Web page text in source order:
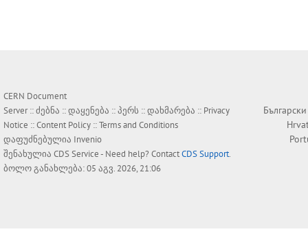
CERN Document
Server ::ძებნა ::დაყენება ::პერს ::დახმარება :: Privacy
Notice ::Content Policy ::Terms and Conditions
დაფუძნებულია Invenio
შენახულია CDS Service- Need help? ContactCDS Support.
ბოლო განახლება: 05 აგვ. 2026, 21:06
Български